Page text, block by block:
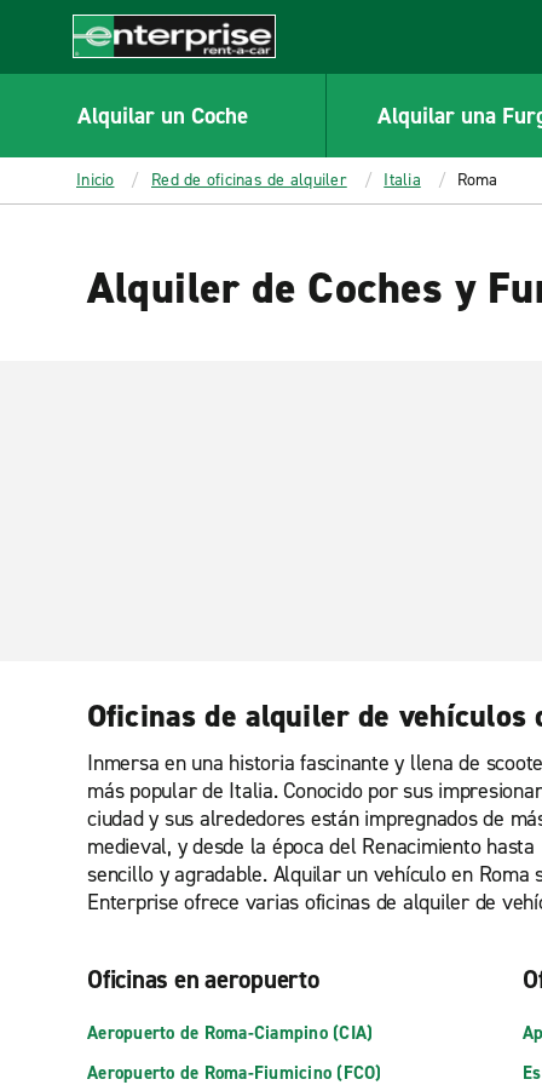
CONTENT
Enterprise
Alquilar un Coche Alquilar una
Inicio Red de oficinas de alquiler Italia Roma
Alquiler de Coches y
Oficinas de alquiler de vehículos
Inmersa en una historia fascinante y llena de
más popular de Italia. Conocido por sus
ciudad y sus alrededores están impregnados de
medieval, y desde la época del Renacimiento
sencillo y agradable. Alquilar un vehículo en
Enterprise ofrece varias oficinas de alquiler de
Oficinas en aeropuerto
Aeropuerto de Roma-Ciampino (CIA)
Aeropuerto de Roma-Fiumicino (FCO)